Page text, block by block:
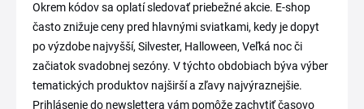
Okrem kódov sa oplatí sledovať priebežné akcie. E-shop
často znižuje ceny pred hlavnými sviatkami, kedy je dopyt
po výzdobe najvyšší, Silvester, Halloween, Veľká noc či
začiatok svadobnej sezóny. V týchto obdobiach býva výber
tematických produktov najširší a zľavy najvýraznejšie.
Prihlásenie do newslettera vám pomôže zachytiť časovo